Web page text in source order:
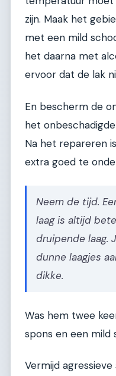
zijn. Maak het
met een mild
het daarna met
ervoor dat de lak
En bescherm de
het
Na het repareren
extra goed te
Neem de tijd.
laag is altijd
druipende laag.
dunne laagjes
dikke.
Was hem twee
spons en een mild
Vermijd